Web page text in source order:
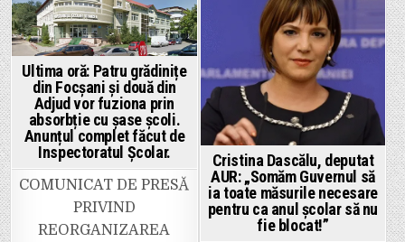
Primărie.
ar
fi
trebuit
le
impute
cetățenilor
taxa
pe
de
parcare.
„Nefiind
prevăzută
în
contract
(taxa),
Posted
in
Ultima oră: Patru grădinițe
din Focșani și două din
Adjud vor fuziona prin
absorbție cu șase școli.
Anunțul complet făcut de
Inspectoratul Școlar.
COMUNICAT DE PRESĂ
PRIVIND
REORGANIZAREA
Cristina Dascălu, deputat
AUR: „Somăm Guvernul să
ia toate măsurile necesare
pentru ca anul școlar să nu
fie blocat!”